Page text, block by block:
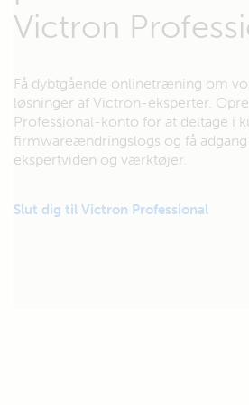
Victron
Få dybtgående onlinetræning om
løsninger af Victron-eksperter.
Professional-konto for at deltage i
firmwareændringslogs og få adgang
ekspertviden og værktøjer.
Slut dig til Victron Professional